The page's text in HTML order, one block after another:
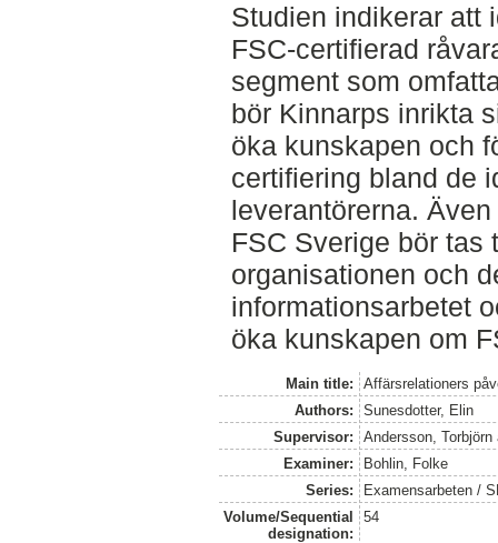
Studien indikerar att
FSC-certifierad
segment som
bör Kinnarps inrikta
öka kunskapen och
certifiering bland de
leverantörerna.
FSC Sverige bör tas
organisationen och
informationsarbetet
öka kunskapen om
Main title:
Affärsrelationers
Authors:
Sunesdotter, Elin
Supervisor:
Andersson, Torbjörn
Examiner:
Bohlin, Folke
Series:
Examensarbeten /
Volume/Sequential
designation:
54